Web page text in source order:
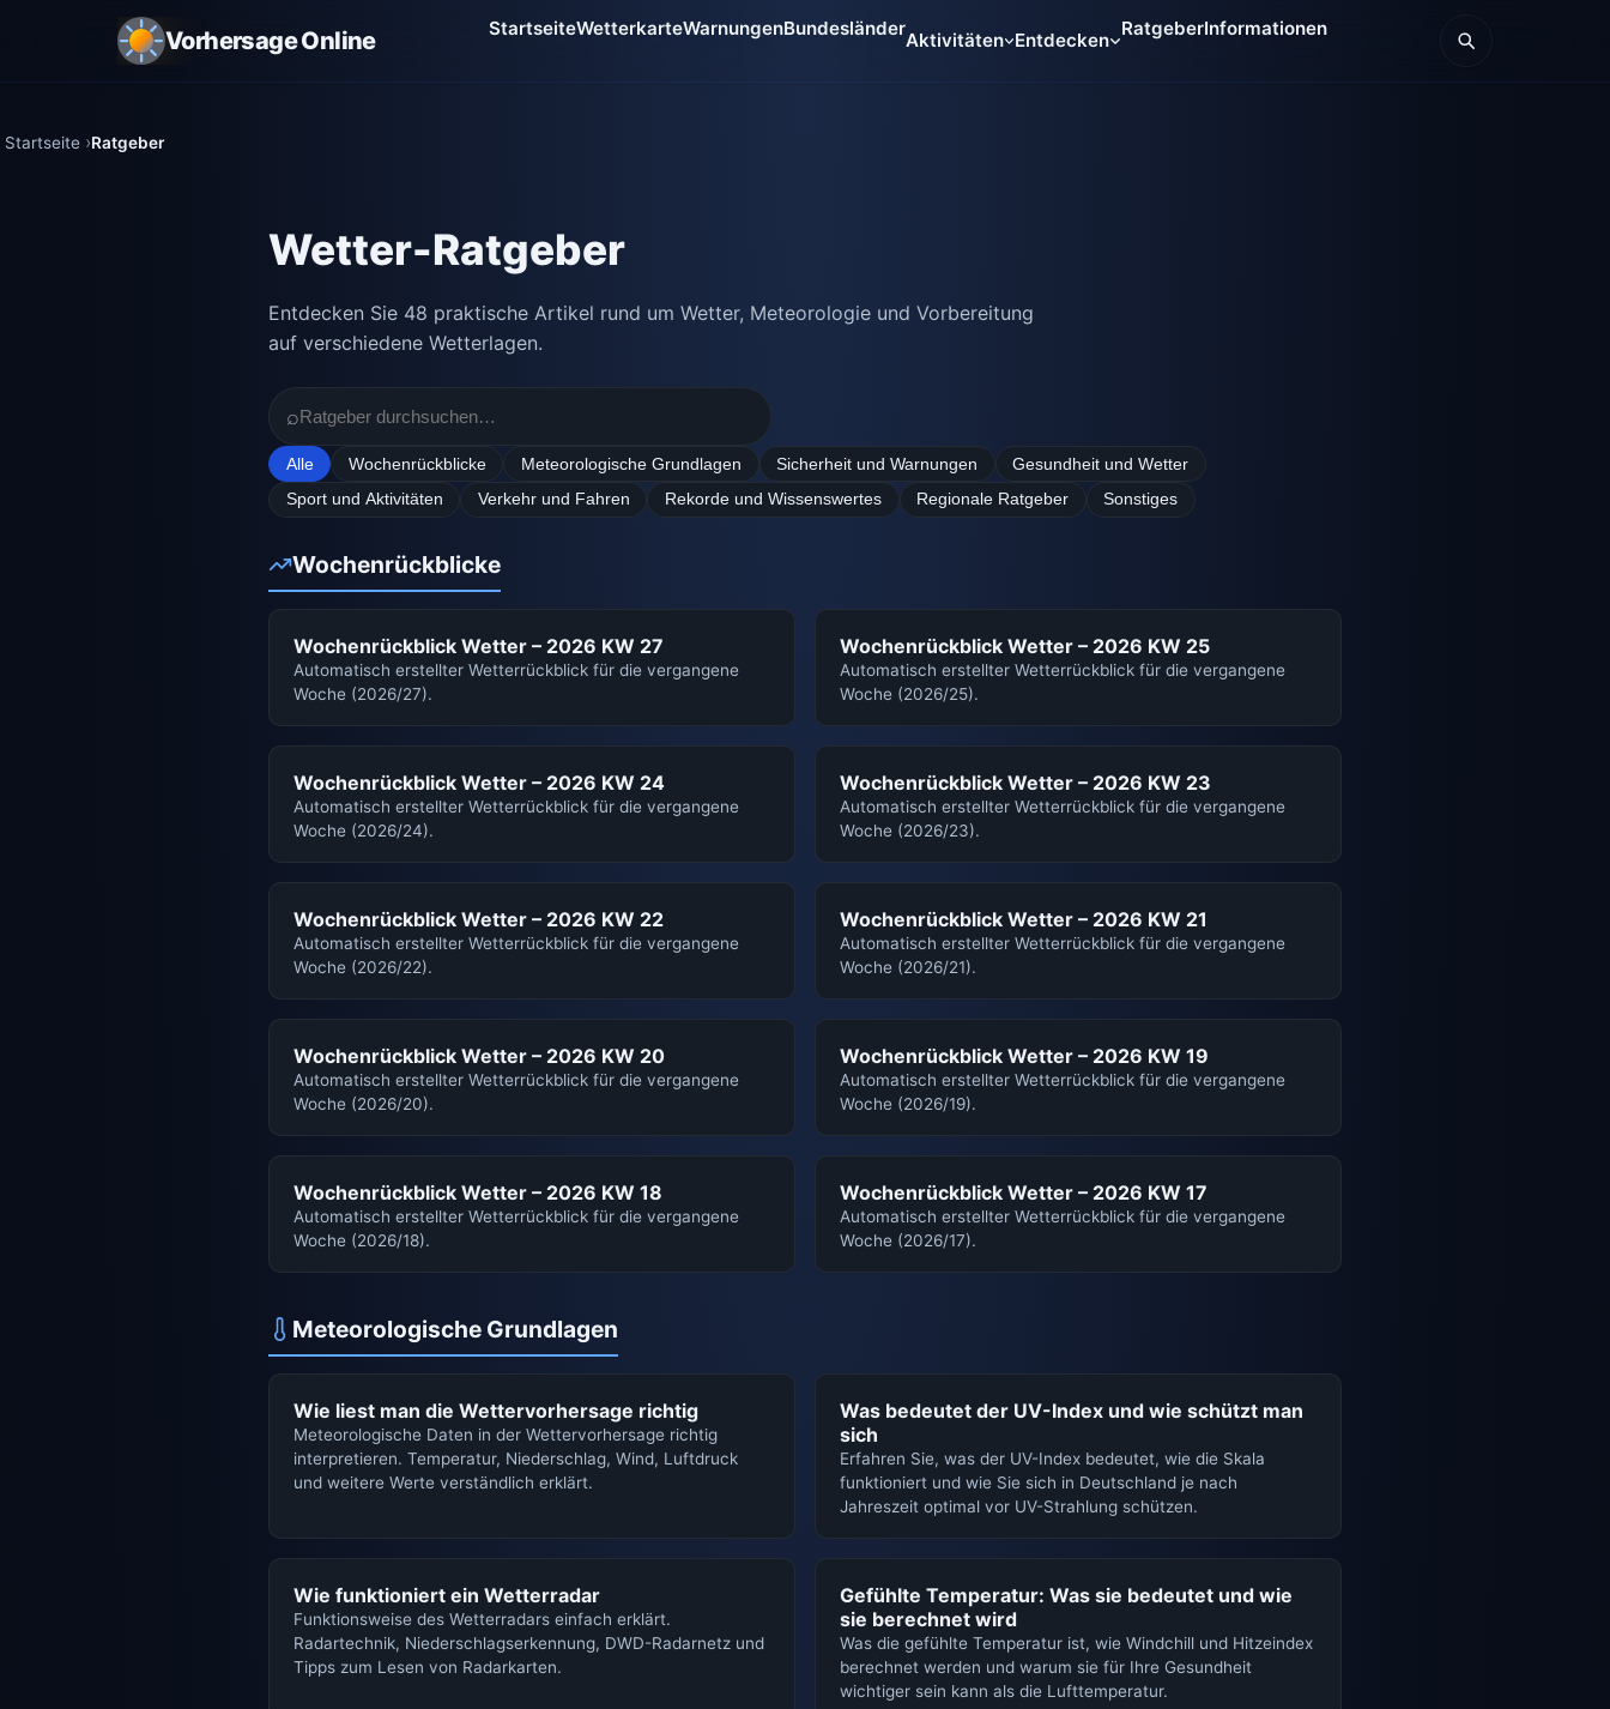
Vorhersage Online StartseiteWetterkarteWarnungenBundesländer
Aktivitäten Entdecken
RatgeberInformationen
Startseite Ratgeber
Wetter-Ratgeber
Entdecken Sie 48 praktische Artikel rund um Wetter, Meteorologie und Vorbereitung
auf verschiedene Wetterlagen.
⌕
Alle Wochenrückblicke Meteorologische Grundlagen Sicherheit und Warnungen
Gesundheit und Wetter
Sport und Aktivitäten
Verkehr und Fahren Rekorde und Wissenswertes Regionale Ratgeber Sonstiges
Wochenrückblicke
Wochenrückblick Wetter – 2026 KW 27
Automatisch erstellter Wetterrückblick für die vergangene
Woche (2026/27).
Wochenrückblick Wetter – 2026 KW 25
Automatisch erstellter Wetterrückblick für die vergangene
Woche (2026/25).
Wochenrückblick Wetter – 2026 KW 24
Automatisch erstellter Wetterrückblick für die vergangene
Woche (2026/24).
Wochenrückblick Wetter – 2026 KW 23
Automatisch erstellter Wetterrückblick für die vergangene
Woche (2026/23).
Wochenrückblick Wetter – 2026 KW 22
Automatisch erstellter Wetterrückblick für die vergangene
Woche (2026/22).
Wochenrückblick Wetter – 2026 KW 21
Automatisch erstellter Wetterrückblick für die vergangene
Woche (2026/21).
Wochenrückblick Wetter – 2026 KW 20
Automatisch erstellter Wetterrückblick für die vergangene
Woche (2026/20).
Wochenrückblick Wetter – 2026 KW 19
Automatisch erstellter Wetterrückblick für die vergangene
Woche (2026/19).
Wochenrückblick Wetter – 2026 KW 18
Automatisch erstellter Wetterrückblick für die vergangene
Woche (2026/18).
Wochenrückblick Wetter – 2026 KW 17
Automatisch erstellter Wetterrückblick für die vergangene
Woche (2026/17).
Meteorologische Grundlagen
Wie liest man die Wettervorhersage richtig
Meteorologische Daten in der Wettervorhersage richtig
interpretieren. Temperatur, Niederschlag, Wind, Luftdruck
und weitere Werte verständlich erklärt.
Was bedeutet der UV-Index und wie schützt man
sich
Erfahren Sie, was der UV-Index bedeutet, wie die Skala
funktioniert und wie Sie sich in Deutschland je nach
Jahreszeit optimal vor UV-Strahlung schützen.
Wie funktioniert ein Wetterradar
Funktionsweise des Wetterradars einfach erklärt.
Radartechnik, Niederschlagserkennung, DWD-Radarnetz und
Tipps zum Lesen von Radarkarten.
Gefühlte Temperatur: Was sie bedeutet und wie
sie berechnet wird
Was die gefühlte Temperatur ist, wie Windchill und Hitzeindex
berechnet werden und warum sie für Ihre Gesundheit
wichtiger sein kann als die Lufttemperatur.